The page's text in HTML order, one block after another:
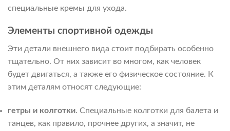
специальные кремы для ухода.
Элементы спортивной одежды
Эти детали внешнего вида стоит подбирать особенно
тщательно. От них зависит во многом, как человек
будет двигаться, а также его физическое состояние. К
этим деталям относят следующие:
гетры и колготки. Специальные колготки для балета и
танцев, как правило, прочнее других, а значит, не